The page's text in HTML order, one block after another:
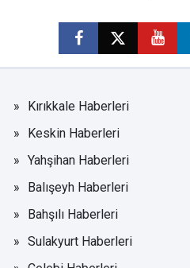
Kırıkkale Haberleri
Keskin Haberleri
Yahşihan Haberleri
Balışeyh Haberleri
Bahşılı Haberleri
Sulakyurt Haberleri